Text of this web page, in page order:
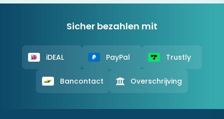
Sicher bezahlen mit
iDEAL PayPal Trustly
Bancontact Overschrijving